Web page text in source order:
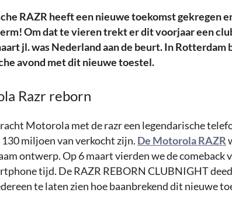
RAZR heeft een nieuwe toekomst gekregen
Om dat te vieren trekt er dit voorjaar een
jl. was Nederland aan de beurt. In Rotterdam
avond met dit nieuwe toestel.
Razr reborn
Motorola met de razr een legendarische
130 miljoen van verkocht zijn. De Motorola RAZR
ontwerp. Op 6 maart vierden we de comeback
tijd. De RAZR REBORN CLUBNIGHT
te laten zien hoe baanbrekend dit nieuwe